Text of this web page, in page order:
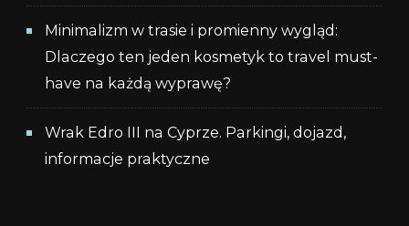
Minimalizm w trasie i promienny wygląd:
Dlaczego ten jeden kosmetyk to travel must-
have na każdą wyprawę?
Wrak Edro III na Cyprze. Parkingi, dojazd,
informacje praktyczne